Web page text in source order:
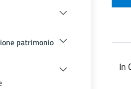
patrimonio
In